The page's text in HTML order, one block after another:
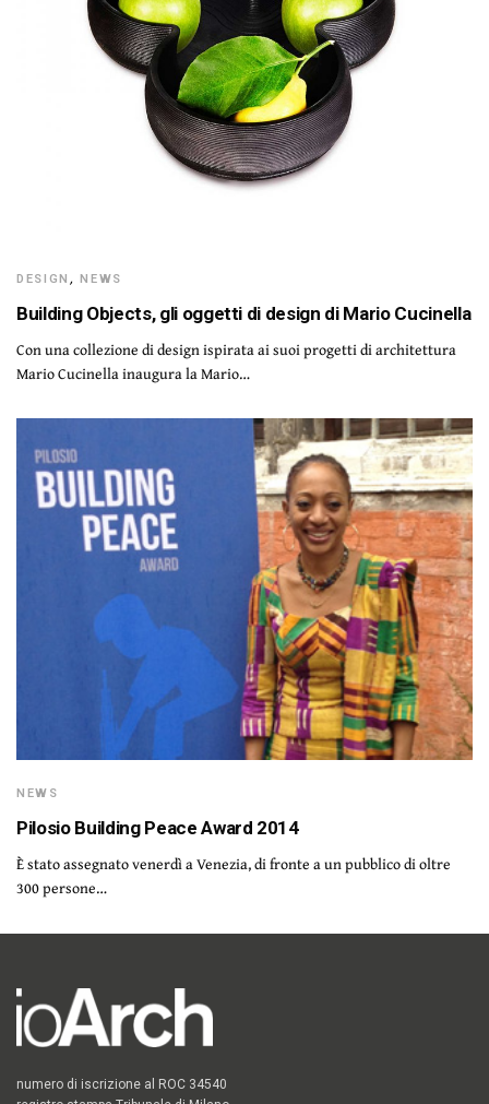
DESIGN ,NEWS
Building Objects, gli oggetti di design di Mario Cucinella
Con una collezione di design ispirata ai suoi progetti di architettura
Mario Cucinella inaugura la Mario…
NEWS
Pilosio Building Peace Award 2014
È stato assegnato venerdì a Venezia, di fronte a un pubblico di oltre
300 persone…
numero di iscrizione al ROC 34540